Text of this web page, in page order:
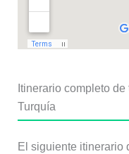
Itinerario completo
Turquía
El siguiente itinerario